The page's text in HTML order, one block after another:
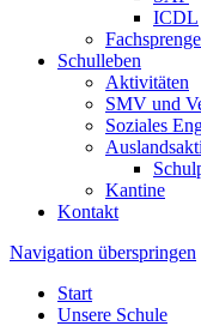
ICDL
Schulleben
Aktivitäten
SMV und
Soziales
Kantine
Kontakt
Navigation überspringen
Start
Unsere Schule